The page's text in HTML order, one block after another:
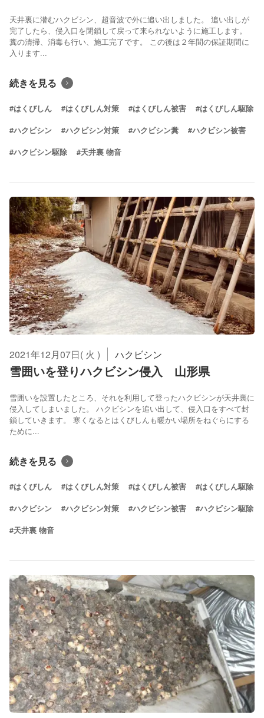
天井裏に潜むハクビシン、超音波で外に追い出しました。 追い出しが
完了したら、侵入口を閉鎖して戻って来られないように施工します。
糞の清掃、消毒も行い、施工完了です。 この後は２年間の保証期間に
入ります...
続きを見る
#はくびしん #はくびしん対策 #はくびしん被害 #はくびしん駆除
#ハクビシン #ハクビシン対策 #ハクビシン糞 #ハクビシン被害
#ハクビシン駆除 #天井裏 物音
2021年12月07日( 火 ) ハクビシン
雪囲いを登りハクビシン侵入 山形県
雪囲いを設置したところ、それを利用して登ったハクビシンが天井裏に
侵入してしまいました。 ハクビシンを追い出して、侵入口をすべて封
鎖していきます。 寒くなるとはくびしんも暖かい場所をねぐらにする
ために...
続きを見る
#はくびしん #はくびしん対策 #はくびしん被害 #はくびしん駆除
#ハクビシン #ハクビシン対策 #ハクビシン被害 #ハクビシン駆除
#天井裏 物音